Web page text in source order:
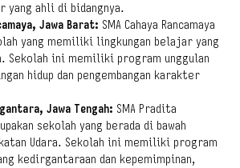
yang ahli di bidangnya.
Jawa Barat: SMA Cahaya Rancamaya
yang memiliki lingkungan belajar yang
Sekolah ini memiliki program unggulan
hidup dan pengembangan karakter
Jawa Tengah: SMA Pradita
sekolah yang berada di bawah
Udara. Sekolah ini memiliki program
kedirgantaraan dan kepemimpinan,